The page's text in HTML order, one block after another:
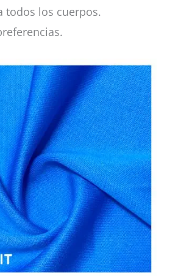
todos los cuerpos.